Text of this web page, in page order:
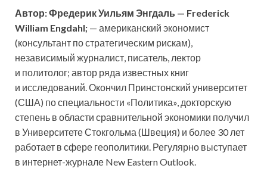
Автор: Фредерик Уильям Энгдаль — Frederick
William Engdahl; — американский экономист
(консультант по стратегическим рискам),
независимый журналист, писатель, лектор
и политолог; автор ряда известных книг
и исследований. Окончил Принстонский университет
(США) по специальности «Политика», докторскую
степень в области сравнительной экономики получил
в Университете Стокгольма (Швеция) и более 30 лет
работает в сфере геополитики. Регулярно выступает
в интернет-журнале New Eastern Outlook.